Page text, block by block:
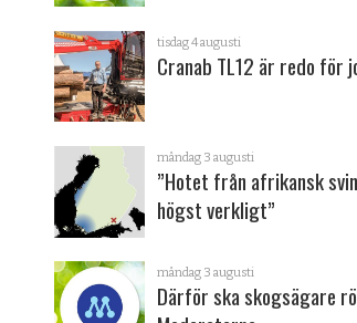
tisdag 4 augusti
Cranab TL12 är redo för
måndag 3 augusti
”Hotet från afrikansk
högst verkligt”
måndag 3 augusti
Därför ska skogsägare